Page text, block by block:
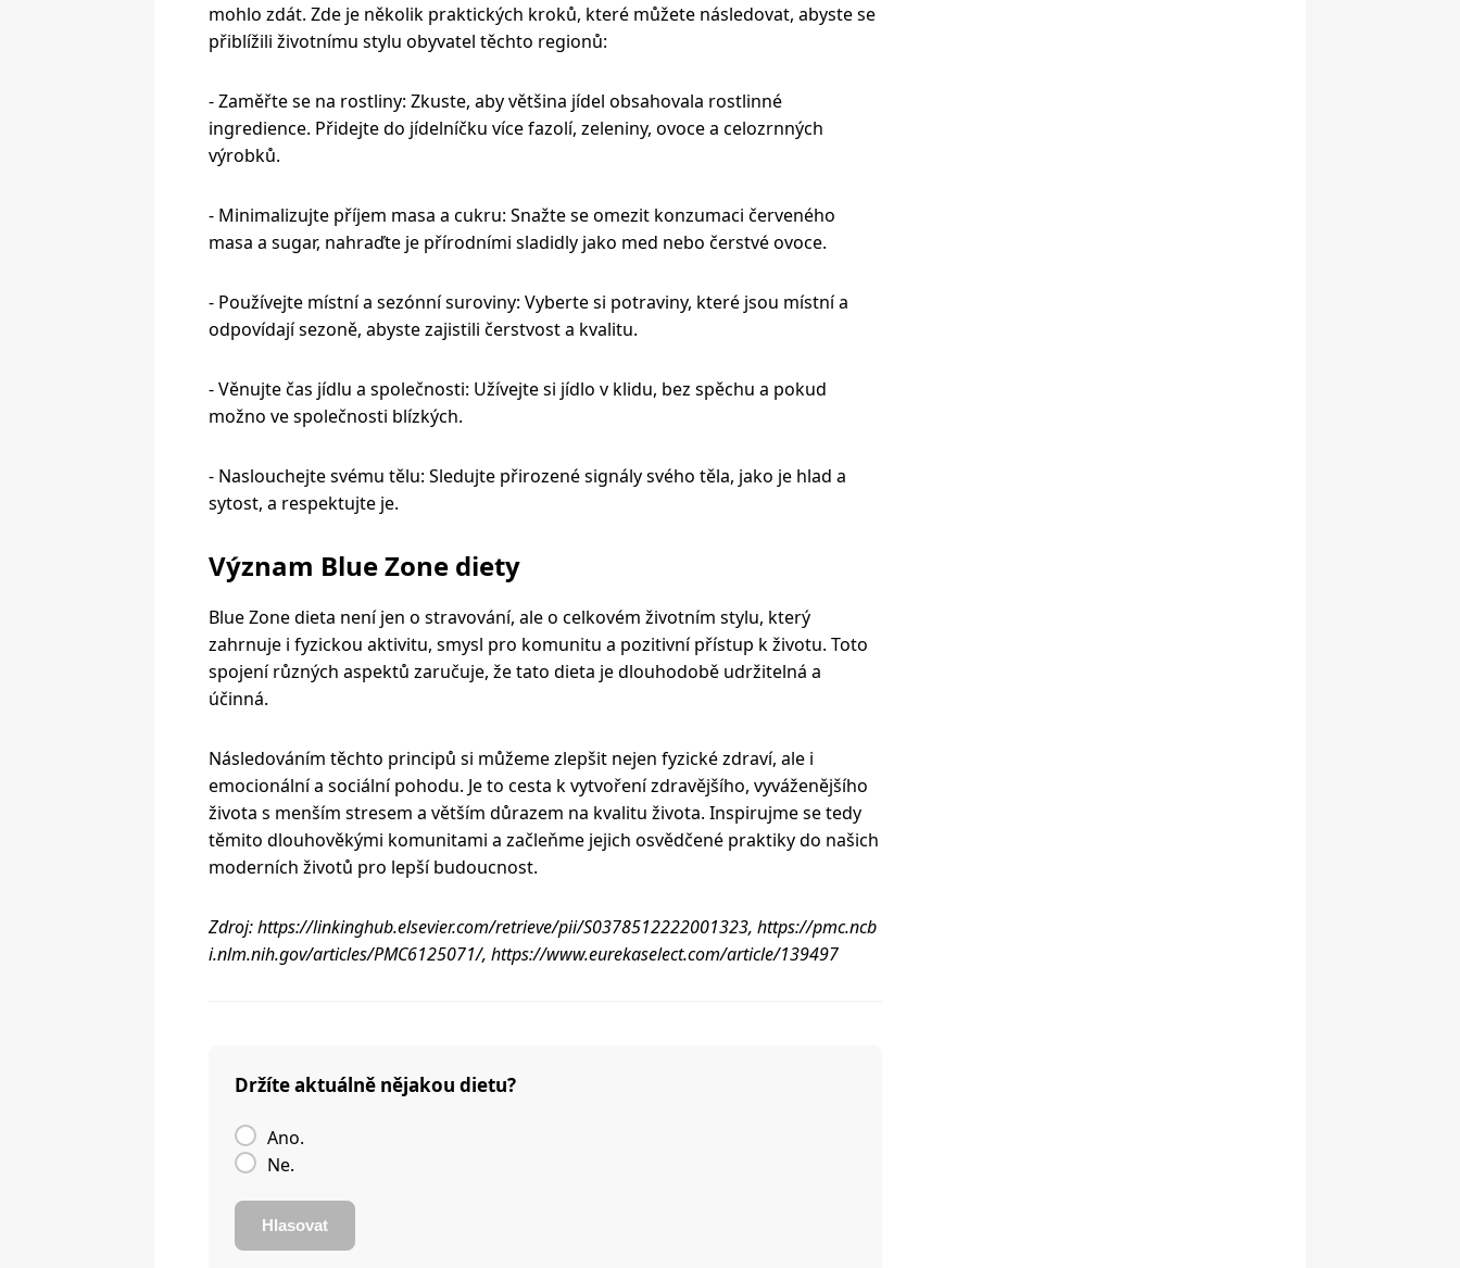
mohlo zdát. Zde je několik praktických kroků, které můžete následovat, abyste se
přiblížili životnímu stylu obyvatel těchto regionů:
- Zaměřte se na rostliny: Zkuste, aby většina jídel obsahovala rostlinné
ingredience. Přidejte do jídelníčku více fazolí, zeleniny, ovoce a celozrnných
výrobků.
- Minimalizujte příjem masa a cukru: Snažte se omezit konzumaci červeného
masa a sugar, nahraďte je přírodními sladidly jako med nebo čerstvé ovoce.
- Používejte místní a sezónní suroviny: Vyberte si potraviny, které jsou místní a
odpovídají sezoně, abyste zajistili čerstvost a kvalitu.
- Věnujte čas jídlu a společnosti: Užívejte si jídlo v klidu, bez spěchu a pokud
možno ve společnosti blízkých.
- Naslouchejte svému tělu: Sledujte přirozené signály svého těla, jako je hlad a
sytost, a respektujte je.
Význam Blue Zone diety
Blue Zone dieta není jen o stravování, ale o celkovém životním stylu, který
zahrnuje i fyzickou aktivitu, smysl pro komunitu a pozitivní přístup k životu. Toto
spojení různých aspektů zaručuje, že tato dieta je dlouhodobě udržitelná a
účinná.
Následováním těchto principů si můžeme zlepšit nejen fyzické zdraví, ale i
emocionální a sociální pohodu. Je to cesta k vytvoření zdravějšího, vyváženějšího
života s menším stresem a větším důrazem na kvalitu života. Inspirujme se tedy
těmito dlouhověkými komunitami a začleňme jejich osvědčené praktiky do našich
moderních životů pro lepší budoucnost.
Zdroj: https://linkinghub.elsevier.com/retrieve/pii/S0378512222001323, https://pmc.ncb
i.nlm.nih.gov/articles/PMC6125071/, https://www.eurekaselect.com/article/139497
Držíte aktuálně nějakou dietu?
Ano.
Ne.
Hlasovat